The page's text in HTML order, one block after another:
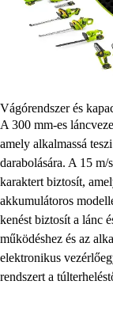
Vágórendszer és
A 300 mm-es
amely alkalmassá
darabolására. A 15 m/
karaktert biztosít,
akkumulátoros
kenést biztosít a lánc
működéshez és az
elektronikus
rendszert a